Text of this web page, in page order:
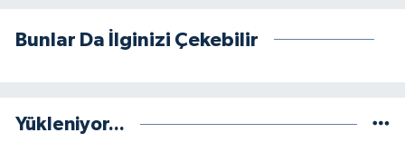
Bunlar Da İlginizi Çekebilir
Yükleniyor...